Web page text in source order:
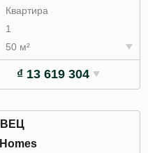
Квартира
1
50 м²
₫ 13 619 304